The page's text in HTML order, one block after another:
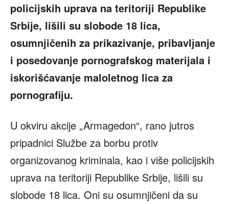
policijskih uprava na teritoriji Republike
Srbije, lišili su slobode 18 lica,
osumnjičenih za prikazivanje, pribavlјanje
i posedovanje pornografskog materijala i
iskorišćavanje maloletnog lica za
pornografiju.
U okviru akcije „Armagedon“, rano jutros
pripadnici Službe za borbu protiv
organizovanog kriminala, kao i više policijskih
uprava na teritoriji Republike Srbije, lišili su
slobode 18 lica. Oni su osumnjičeni da su